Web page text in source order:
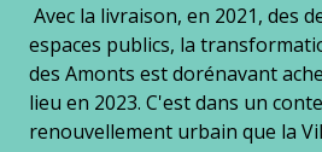
Avec la livraison, en 2021, des
espaces publics, la
des Amonts est dorénavant
lieu en 2023. C'est dans un
renouvellement urbain que la